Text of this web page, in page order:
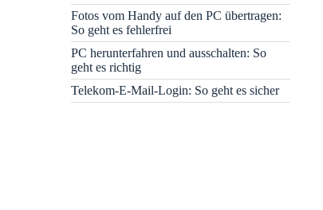
Fotos vom Handy auf den PC übertragen:
So geht es fehlerfrei
PC herunterfahren und ausschalten: So
geht es richtig
Telekom-E-Mail-Login: So geht es sicher